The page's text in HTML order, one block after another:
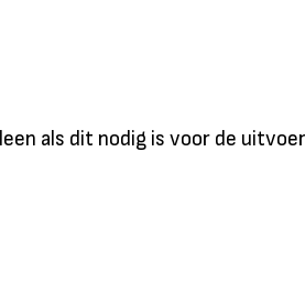
als dit nodig is voor de